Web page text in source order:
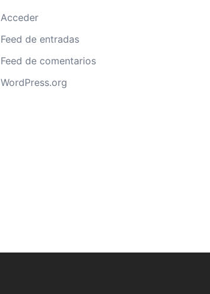
Acceder
Feed de entradas
Feed de comentarios
WordPress.org